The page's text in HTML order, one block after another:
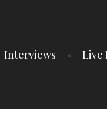
Interviews Live